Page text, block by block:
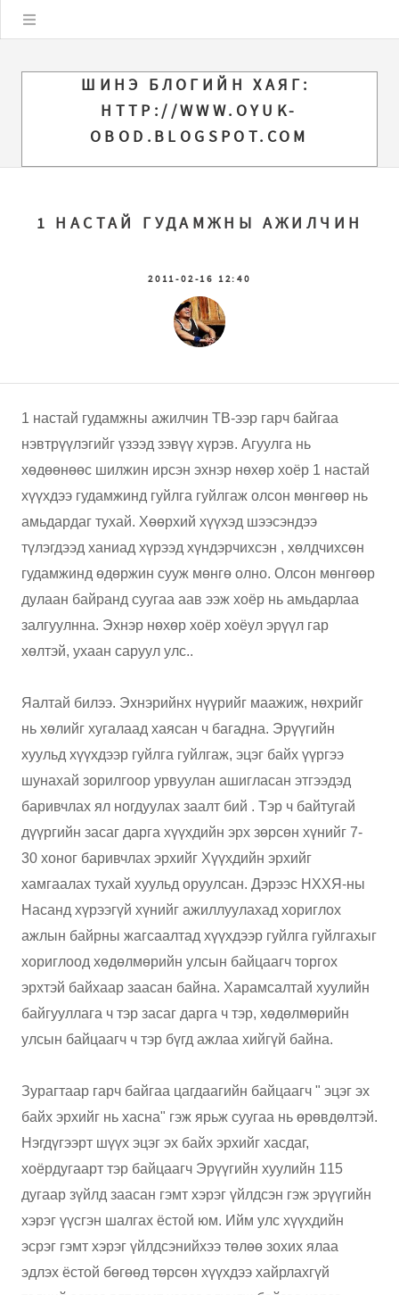
ШИНЭ БЛОГИЙН ХАЯГ:
HTTP://WWW.OYUK-
OBOD.BLOGSPOT.COM
1 НАСТАЙ ГУДАМЖНЫ АЖИЛЧИН
2011-02-16 12:40
1 настай гудамжны ажилчин ТВ-ээр гарч байгаа
нэвтрүүлэгийг үзээд зэвүү хүрэв. Агуулга нь
хөдөөнөөс шилжин ирсэн эхнэр нөхөр хоёр 1 настай
хүүхдээ гудамжинд гуйлга гуйлгаж олсон мөнгөөр нь
амьдардаг тухай. Хөөрхий хүүхэд шээсэндээ
түлэгдээд ханиад хүрээд хүндэрчихсэн , хөлдчихсөн
гудамжинд өдөржин сууж мөнгө олно. Олсон мөнгөөр
дулаан байранд суугаа аав ээж хоёр нь амьдарлаа
залгуулнна. Эхнэр нөхөр хоёр хоёул эрүүл гар
хөлтэй, ухаан саруул улс..
Яалтай билээ. Эхнэрийнх нүүрийг маажиж, нөхрийг
нь хөлийг хугалаад хаясан ч багадна. Эрүүгийн
хуульд хүүхдээр гуйлга гуйлгаж, эцэг байх үүргээ
шунахай зорилгоор урвуулан ашигласан этгээдэд
баривчлах ял ногдуулах заалт бий . Тэр ч байтугай
дүүргийн засаг дарга хүүхдийн эрх зөрсөн хүнийг 7-
30 хоног баривчлах эрхийг Хүүхдийн эрхийг
хамгаалах тухай хуульд оруулсан. Дэрээс НХХЯ-ны
Насанд хүрээгүй хүнийг ажиллуулахад хориглох
ажлын байрны жагсаалтад хүүхдээр гуйлга гуйлгахыг
хориглоод хөдөлмөрийн улсын байцаагч торгох
эрхтэй байхаар заасан байна. Харамсалтай хуулийн
байгууллага ч тэр засаг дарга ч тэр, хөдөлмөрийн
улсын байцаагч ч тэр бүгд ажлаа хийгүй байна.
Зурагтаар гарч байгаа цагдаагийн байцаагч " эцэг эх
байх эрхийг нь хасна" гэж ярьж суугаа нь өрөвдөлтэй.
Нэгдүгээрт шүүх эцэг эх байх эрхийг хасдаг,
хоёрдугаарт тэр байцаагч Эрүүгийн хуулийн 115
дугаар зүйлд заасан гэмт хэрэг үйлдсэн гэж эрүүгийн
хэрэг үүсгэн шалгах ёстой юм. Ийм улс хүүхдийн
эсрэг гэмт хэрэг үйлдсэнийхээ төлөө зохих ялаа
эдлэх ёстой бөгөөд төрсөн хүүхдээ хайрлахгүй